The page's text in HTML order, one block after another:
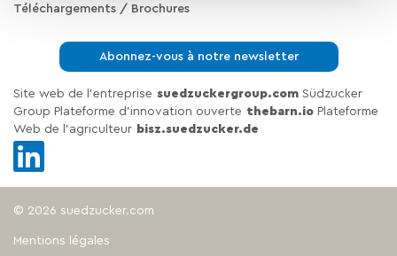
Téléchargements / Brochures
Abonnez-vous à notre newsletter
Site web de l'entreprise suedzuckergroup.com Südzucker
Group Plateforme d'innovation ouverte thebarn.io Plateforme
Web de l'agriculteur bisz.suedzucker.de
© 2026 suedzucker.com
Mentions légales